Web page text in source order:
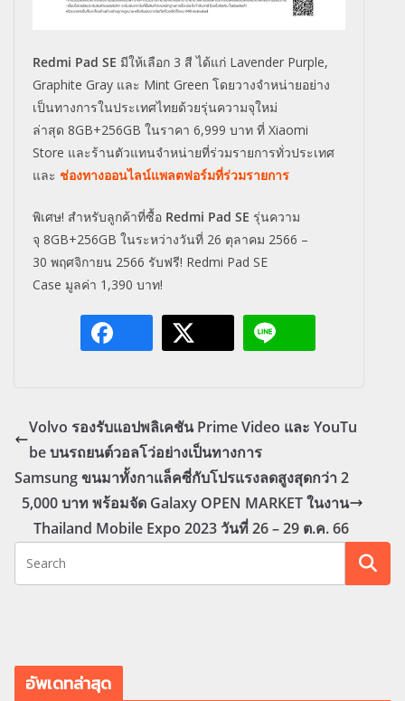
Redmi Pad SE มีให้เลือก 3 สี ได้แก่ Lavender Purple,
Graphite Gray และ Mint Green โดยวางจำหน่ายอย่าง
เป็นทางการในประเทศไทยด้วยรุ่นความจุใหม่
ล่าสุด 8GB+256GB ในราคา 6,999 บาท ที่ Xiaomi
Store และร้านตัวแทนจำหน่ายที่ร่วมรายการทั่วประเทศ
และ ช่องทางออนไลน์แพลตฟอร์มที่ร่วมรายการ
พิเศษ! สำหรับลูกค้าที่ซื้อ Redmi Pad SE รุ่นความ
จุ 8GB+256GB ในระหว่างวันที่ 26 ตุลาคม 2566 –
30 พฤศจิกายน 2566 รับฟรี! Redmi Pad SE
Case มูลค่า 1,390 บาท!
Volvo รองรับแอปพลิเคชัน Prime Video และ YouTu
be บนรถยนต์วอลโว่อย่างเป็นทางการ
Samsung ขนมาทั้งกาแล็คซี่กับโปรแรงลดสูงสุดกว่า 2
5,000 บาท พร้อมจัด Galaxy OPEN MARKET ในงาน
Thailand Mobile Expo 2023 วันที่ 26 – 29 ต.ค. 66
อัพเดทล่าสุด